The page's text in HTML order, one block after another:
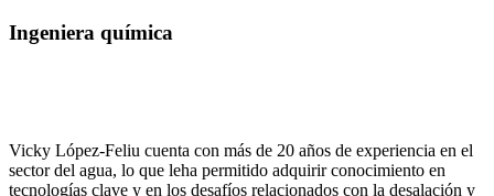
Ingeniera química
Vicky López-Feliu cuenta con más de 20 años de experiencia en el
sector del agua, lo que leha permitido adquirir conocimiento en
tecnologías clave y en los desafíos relacionados con la desalación y